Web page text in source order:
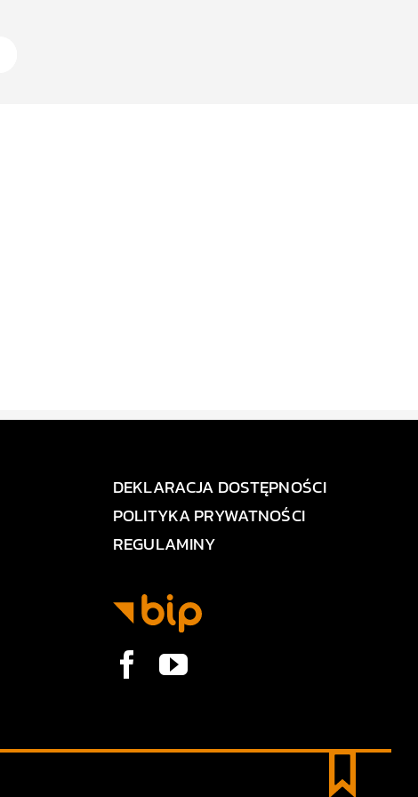
DEKLARACJA DOSTĘPNOŚCI
POLITYKA PRYWATNOŚCI
REGULAMINY